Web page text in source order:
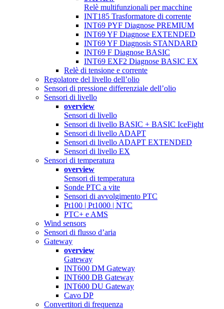
Relè multifunzionali per macchine
INT185 Trasformatore di corrente
INT69 PYF Diagnose PREMIUM
INT69 YF Diagnose EXTENDED
INT69 YF Diagnosis STANDARD
INT69 F Diagnose BASIC
INT69 EXF2 Diagnose BASIC EX
Relè di tensione e corrente
Regolatore del livello dell’olio
Sensori di pressione differenziale dell’olio
Sensori di livello
overview
Sensori di livello
Sensori di livello BASIC + BASIC IceFight
Sensori di livello ADAPT
Sensori di livello ADAPT EXTENDED
Sensori di livello EX
Sensori di temperatura
overview
Sensori di temperatura
Sonde PTC a vite
Sensori di avvolgimento PTC
Pt100 | Pt1000 | NTC
PTC+ e AMS
Wind sensors
Sensori di flusso d’aria
Gateway
overview
Gateway
INT600 DM Gateway
INT600 DB Gateway
INT600 DU Gateway
Cavo DP
Convertitori di frequenza